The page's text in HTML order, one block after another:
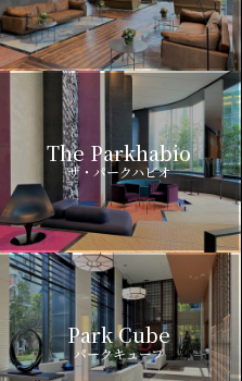
The Parkhabio
ザ・パークハビオ
Park Cube
パークキューブ